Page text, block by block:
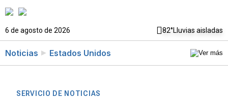
6 de agosto de 2026 82°Lluvias aisladas
Noticias Estados Unidos
SERVICIO DE NOTICIAS